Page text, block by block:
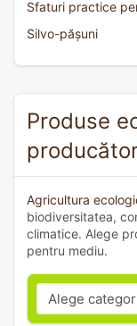
Sfaturi practice
Silvo-pășuni
Produse
Agricultura
biodiversitatea,
climatice. Alege
pentru mediu.